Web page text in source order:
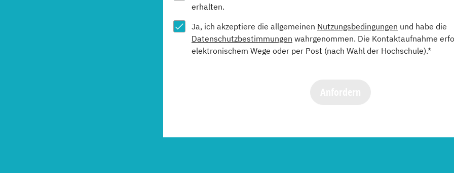
erhalten.
Ja, ich akzeptiere die allgemeinen Nutzungsbedingungen und habe die
Datenschutzbestimmungen wahrgenommen. Die Kontaktaufnahme
elektronischem Wege oder per Post (nach Wahl der Hochschule).*